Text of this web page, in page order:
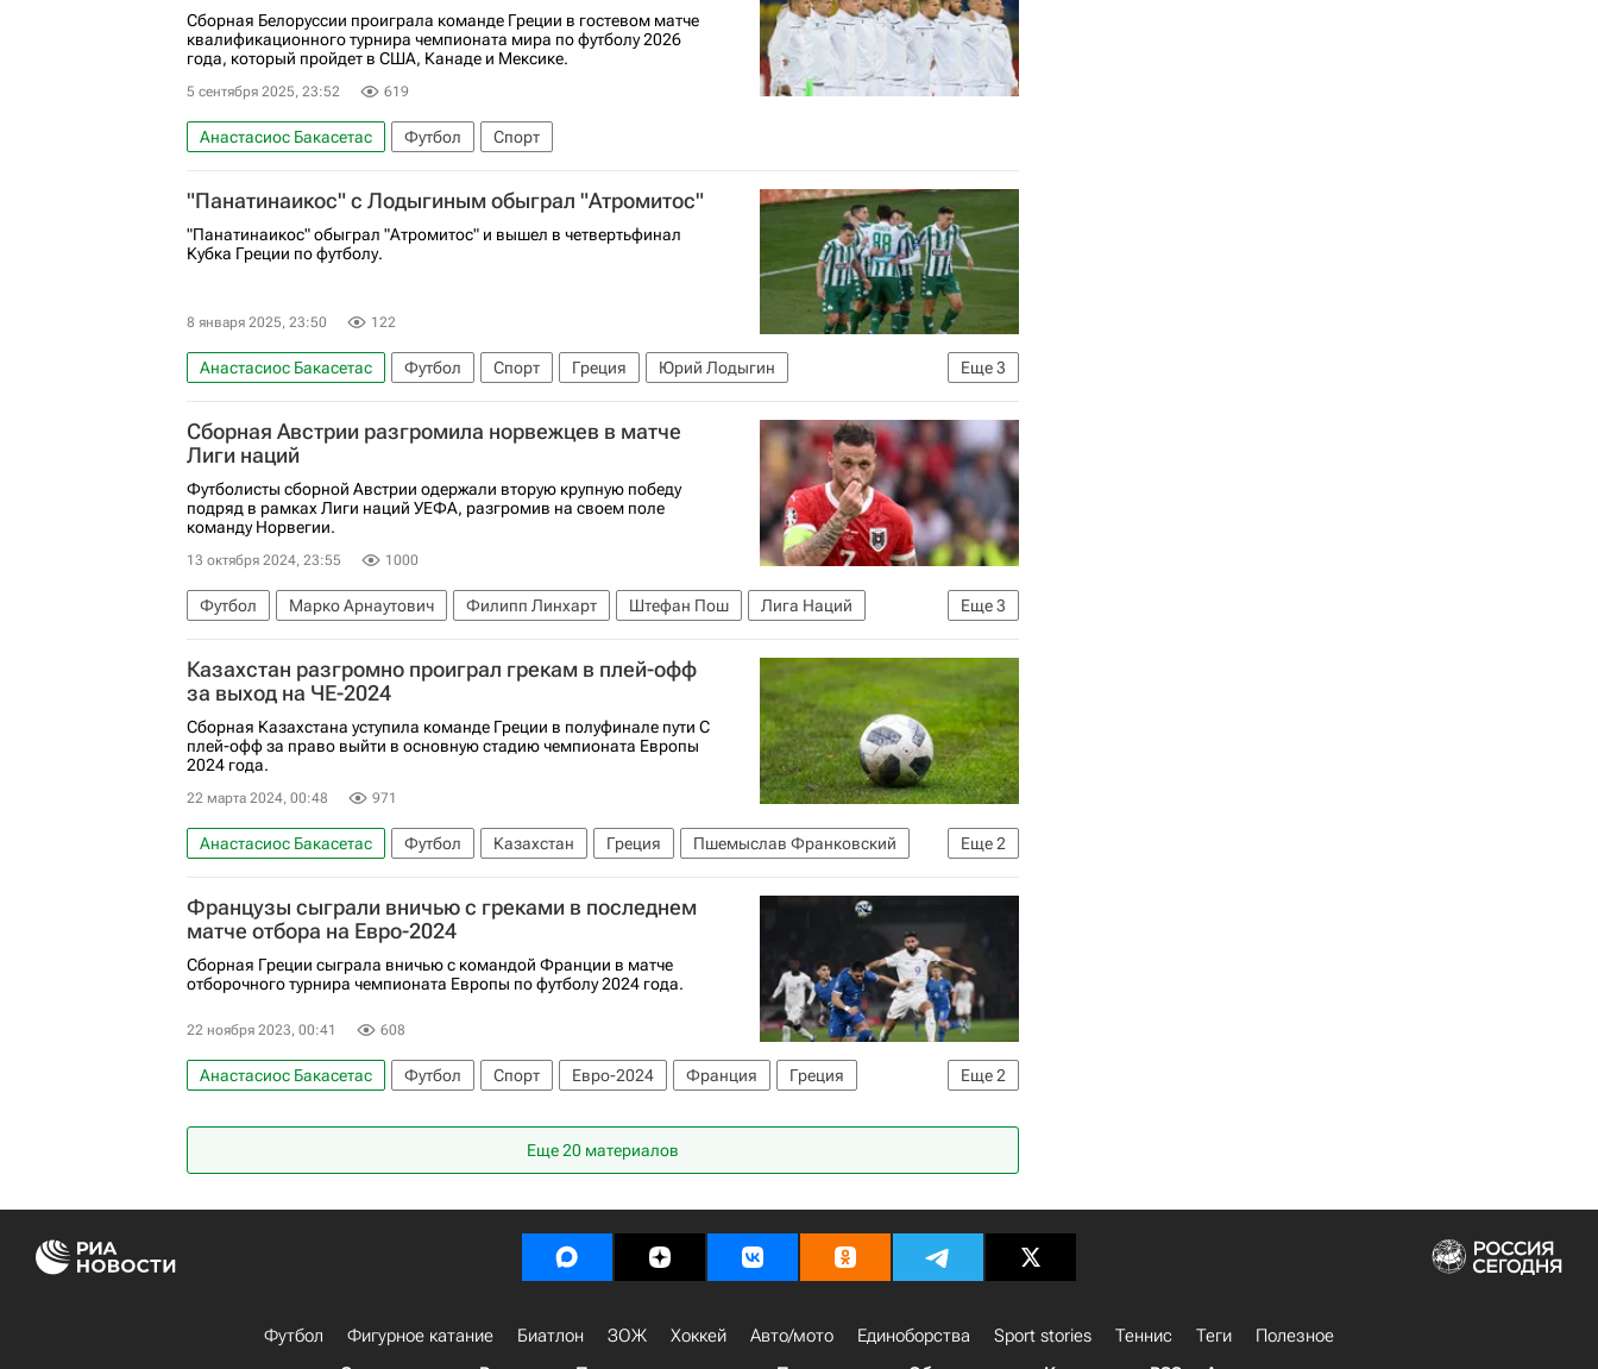
Сборная Белоруссии проиграла команде Греции в гостевом матче
квалификационного турнира чемпионата мира по футболу 2026
года, который пройдет в США, Канаде и Мексике.
5 сентября 2025, 23:52 619
Анастасиос Бакасетас Футбол Спорт
"Панатинаикос" с Лодыгиным обыграл "Атромитос"
"Панатинаикос" обыграл "Атромитос" и вышел в четвертьфинал
Кубка Греции по футболу.
8 января 2025, 23:50 122
Еще3
Анастасиос Бакасетас Футбол Спорт Греция
Юрий Лодыгин
Факундо Пельистри
Атромитос Олимпиакос (Пирей)
Сборная Австрии разгромила норвежцев в матче
Лиги наций
Футболисты сборной Австрии одержали вторую крупную победу
подряд в рамках Лиги наций УЕФА, разгромив на своем поле
команду Норвегии.
13 октября 2024, 23:55 1000
Еще3
Футбол Марко Арнаутович Филипп Линхарт Штефан Пош
Лига Наций
Лига наций УЕФА. Лига B
Австрия Норвегия
Казахстан разгромно проиграл грекам в плей-офф
за выход на ЧЕ-2024
Сборная Казахстана уступила команде Греции в полуфинале пути C
плей-офф за право выйти в основную стадию чемпионата Европы
2024 года.
22 марта 2024, 00:48 971
Еще2
Анастасиос Бакасетас Футбол Казахстан Греция
Пшемыслав Франковский
Пётр Зелиньский
Чемпионат Европы по футболу
Французы сыграли вничью с греками в последнем
матче отбора на Евро-2024
Сборная Греции сыграла вничью с командой Франции в матче
отборочного турнира чемпионата Европы по футболу 2024 года.
22 ноября 2023, 00:41 608
Еще2
Анастасиос Бакасетас Футбол Спорт Евро-2024 Франция
Греция
Еще 20 материалов
Футбол Фигурное катание Биатлон ЗОЖ Хоккей Авто/мото Единоборства Sport stories Теннис Теги
Полезное